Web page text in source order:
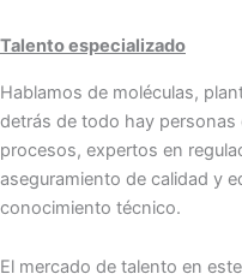
Talento especializado
Hablamos de moléculas,
detrás de todo hay
procesos, expertos en
aseguramiento de calidad y
conocimiento técnico.
El mercado de talento en